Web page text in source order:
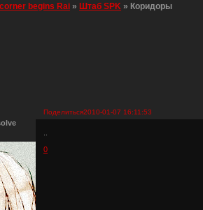
begins Rai »Штаб SPK » Коридоры
Поделиться2010-01-07 16:11:53
0